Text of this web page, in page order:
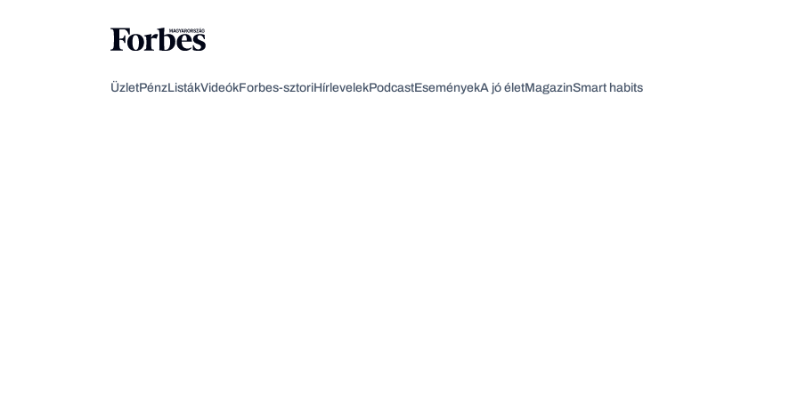
ÜzletPénzListákVideókForbes-sztoriHírlevelekPodcastEseményekA jó életMagazinSmart habits